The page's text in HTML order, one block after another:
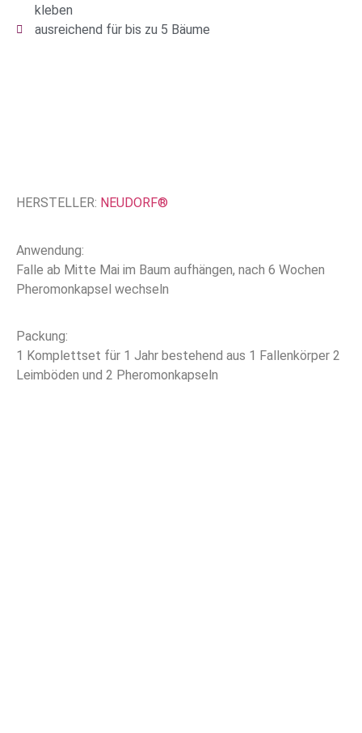
kleben
ausreichend für bis zu 5 Bäume
HERSTELLER: NEUDORF®
Anwendung:
Falle ab Mitte Mai im Baum aufhängen, nach 6 Wochen
Pheromonkapsel wechseln
Packung:
1 Komplettset für 1 Jahr bestehend aus 1 Fallenkörper 2
Leimböden und 2 Pheromonkapseln